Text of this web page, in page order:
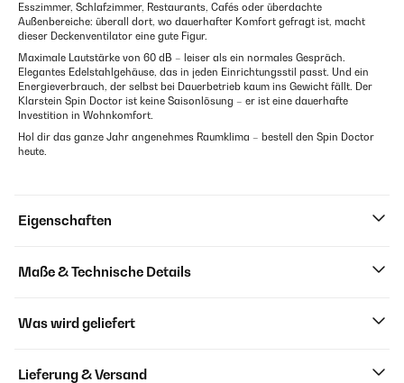
Esszimmer, Schlafzimmer, Restaurants, Cafés oder überdachte
Außenbereiche: überall dort, wo dauerhafter Komfort gefragt ist, macht
dieser Deckenventilator eine gute Figur.
Maximale Lautstärke von 60 dB – leiser als ein normales Gespräch.
Elegantes Edelstahlgehäuse, das in jeden Einrichtungsstil passt. Und ein
Energieverbrauch, der selbst bei Dauerbetrieb kaum ins Gewicht fällt. Der
Klarstein Spin Doctor ist keine Saisonlösung – er ist eine dauerhafte
Investition in Wohnkomfort.
Hol dir das ganze Jahr angenehmes Raumklima – bestell den Spin Doctor
heute.
Eigenschaften
Maße & Technische Details
Was wird geliefert
Lieferung & Versand